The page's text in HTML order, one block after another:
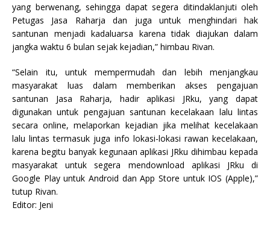
yang berwenang, sehingga dapat segera ditindaklanjuti oleh
Petugas Jasa Raharja dan juga untuk menghindari hak
santunan menjadi kadaluarsa karena tidak diajukan dalam
jangka waktu 6 bulan sejak kejadian,” himbau Rivan.
“Selain itu, untuk mempermudah dan lebih menjangkau
masyarakat luas dalam memberikan akses pengajuan
santunan Jasa Raharja, hadir aplikasi JRku, yang dapat
digunakan untuk pengajuan santunan kecelakaan lalu lintas
secara online, melaporkan kejadian jika melihat kecelakaan
lalu lintas termasuk juga info lokasi-lokasi rawan kecelakaan,
karena begitu banyak kegunaan aplikasi JRku dihimbau kepada
masyarakat untuk segera mendownload aplikasi JRku di
Google Play untuk Android dan App Store untuk IOS (Apple),”
tutup Rivan.
Editor: Jeni